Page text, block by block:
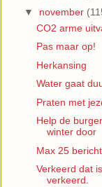
▼ november
CO2 arme
Pas maar op!
Herkansing
Water gaat
Praten met
Help de
winter door
Max 25
Verkeerd dat
verkeerd.